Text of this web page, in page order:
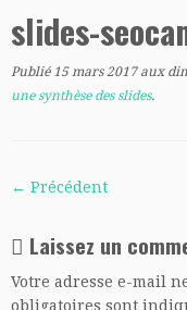
slides-
Publié 15 mars 2017aux
une synthèse des slides.
← Précédent
Laissez un
Votre adresse e-mail
obligatoires sont